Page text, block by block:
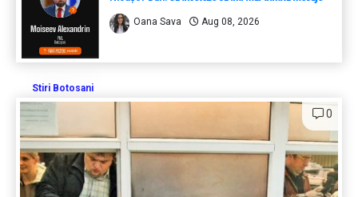
Oana Sava Aug 08, 2026
Stiri Botosani
0